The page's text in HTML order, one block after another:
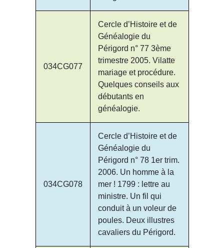
034CG077
Cercle d’Histoire et de
Généalogie du
Périgord n° 77 3ème
trimestre 2005. Vilatte
mariage et procédure.
Quelques conseils aux
débutants en
généalogie.
034CG078
Cercle d’Histoire et de
Généalogie du
Périgord n° 78 1er trim.
2006. Un homme à la
mer ! 1799 : lettre au
ministre. Un fil qui
conduit à un voleur de
poules. Deux illustres
cavaliers du Périgord.